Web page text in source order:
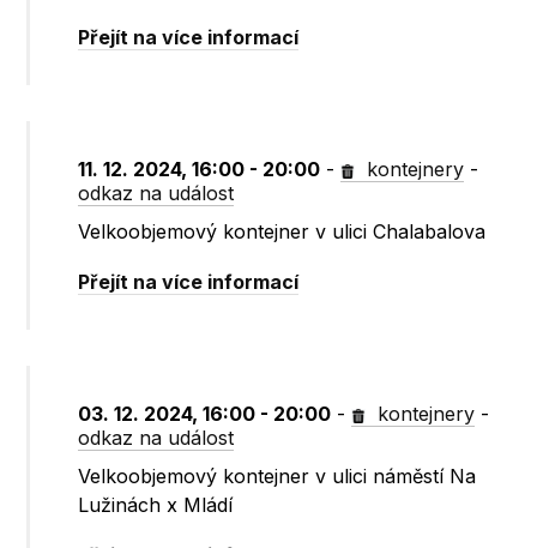
Přejít na více informací
11. 12. 2024, 16:00 - 20:00 - kontejnery -
odkaz na událost
Velkoobjemový kontejner v ulici Chalabalova
Přejít na více informací
03. 12. 2024, 16:00 - 20:00 - kontejnery -
odkaz na událost
Velkoobjemový kontejner v ulici náměstí Na
Lužinách x Mládí